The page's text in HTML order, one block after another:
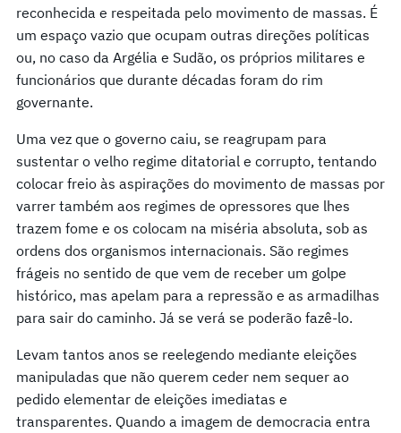
reconhecida e respeitada pelo movimento de massas. É
um espaço vazio que ocupam outras direções políticas
ou, no caso da Argélia e Sudão, os próprios militares e
funcionários que durante décadas foram do rim
governante.
Uma vez que o governo caiu, se reagrupam para
sustentar o velho regime ditatorial e corrupto, tentando
colocar freio às aspirações do movimento de massas por
varrer também aos regimes de opressores que lhes
trazem fome e os colocam na miséria absoluta, sob as
ordens dos organismos internacionais. São regimes
frágeis no sentido de que vem de receber um golpe
histórico, mas apelam para a repressão e as armadilhas
para sair do caminho. Já se verá se poderão fazê-lo.
Levam tantos anos se reelegendo mediante eleições
manipuladas que não querem ceder nem sequer ao
pedido elementar de eleições imediatas e
transparentes. Quando a imagem de democracia entra